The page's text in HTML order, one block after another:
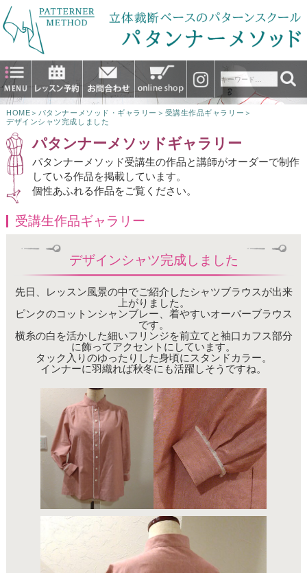
HOME ＞ パタンナーメソッド・ギャラリー ＞ 受講生作品ギャラリー ＞
デザインシャツ完成しました
パタンナーメソッドギャラリー
パタンナーメソッド受講生の作品と講師がオーダーで制作
している作品を掲載しています。
個性あふれる作品をご覧ください。
受講生作品ギャラリー
デザインシャツ完成しました
先日、レッスン風景の中でご紹介したシャツブラウスが出来
上がりました。
ピンクのコットンシャンブレー、着やすいオーバーブラウス
です。
横糸の白を活かした細いフリンジを前立てと袖口カフス部分
に飾ってアクセントにしています。
タック入りのゆったりした身頃にスタンドカラー。
インナーに羽織れば秋冬にも活躍しそうですね。